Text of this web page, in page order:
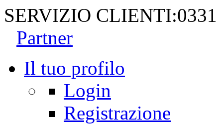
SERVIZIO CLIENTI:0331
Partner
Il tuo profilo
Login
Registrazione